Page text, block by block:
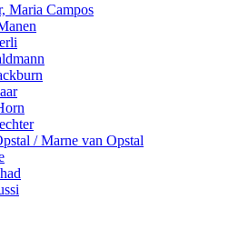
Maria Campos
/ Marne van Opstal